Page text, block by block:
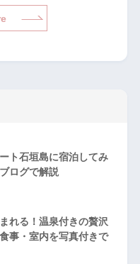
ト石垣島に宿泊してみ
ログで解説
れる！温泉付きの贅沢
事・室内を写真付きで